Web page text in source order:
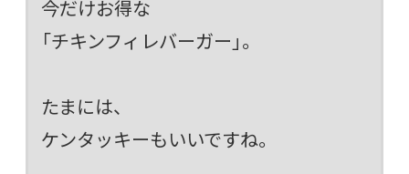
今だけお得な
「チキンフィレバーガー」。
たまには、
ケンタッキーもいいですね。